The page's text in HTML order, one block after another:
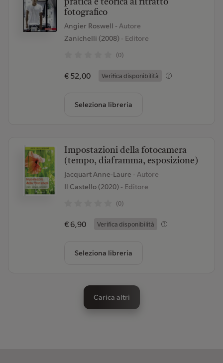
pratica e teorica al ritratto
fotografico
Angier Roswell - Autore
Zanichelli (2008)- Editore
(0)
€ 52,00 Verifica disponibilità
Seleziona libreria
Impostazioni della fotocamera
(tempo, diaframma, esposizione)
Jacquart Anne-Laure - Autore
Il Castello (2020)- Editore
(0)
€ 6,90 Verifica disponibilità
Seleziona libreria
Carica altri